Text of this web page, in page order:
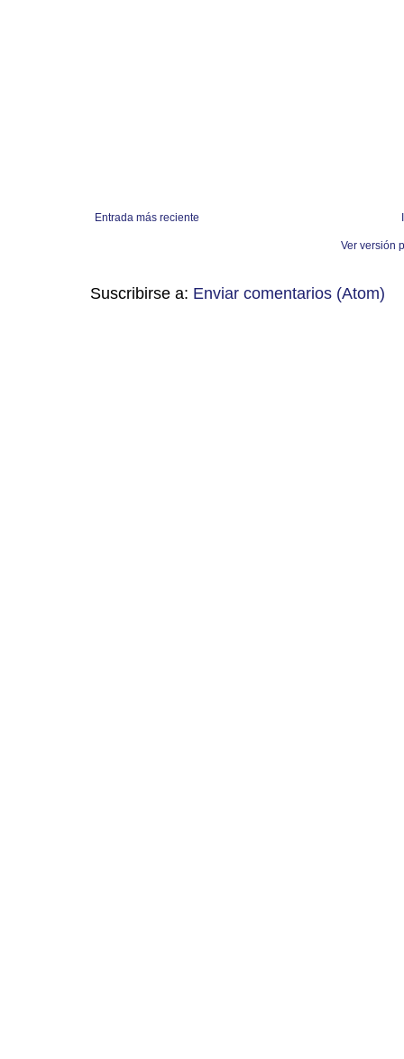
Entrada más reciente
Ver versión
Suscribirse a: Enviar comentarios (Atom)